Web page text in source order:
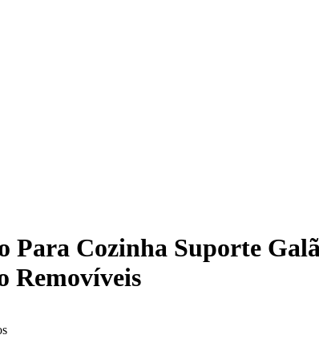
Para Cozinha Suporte
Removíveis